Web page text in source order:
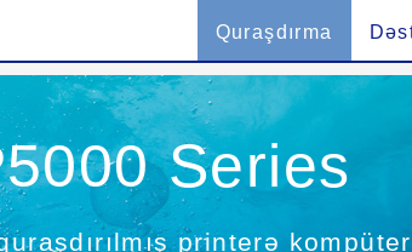
Quraşdırma
Series
printerə